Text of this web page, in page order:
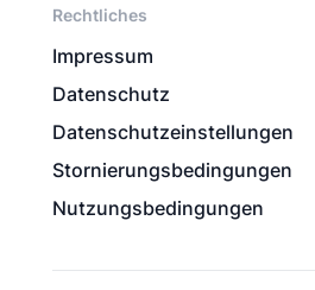
Rechtliches
Impressum
Datenschutz
Datenschutzeinstellungen
Stornierungsbedingungen
Nutzungsbedingungen